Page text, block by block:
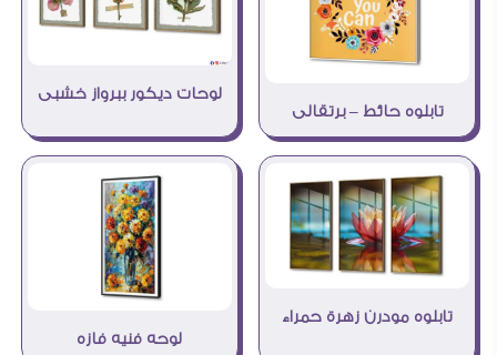
تابلوه حائط – برتقالى
لوحات ديكور ببرواز خشبى
تابلوه مودرن زهرة حمراء
لوحه فنيه فازه